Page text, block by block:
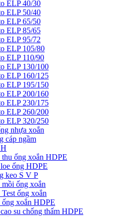
ELP 40/30
ELP 50/40
ELP 65/50
ELP 85/65
ELP 95/72
ELP 105/80
ELP 110/90
ELP 130/100
ELP 160/125
ELP 195/150
ELP 200/160
ELP 230/175
ELP 260/200
ELP 320/250
nhựa xoắn
cáp ngầm
thu ống xoắn HDPE
ống HDPE
keo S V P
ống xoắn
Test ống xoắn
ống xoắn HDPE
su chống thấm HDPE